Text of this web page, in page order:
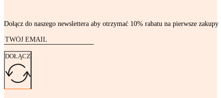
Dołącz do naszego newslettera aby otrzymać 10% rabatu na pierwsze zakupy
DOŁĄCZ